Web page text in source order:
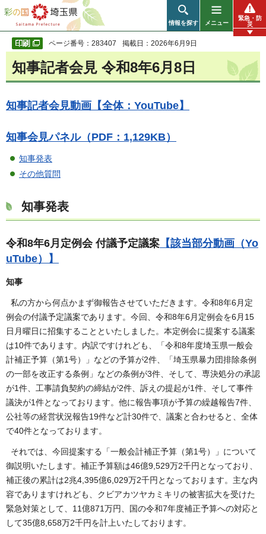
彩の国 埼玉県
情報を探す メニュー
緊急・防
災
ページ番号：283407 掲載日：2026年6月9日
知事記者会見 令和8年6月8日
知事記者会見動画【全体：YouTube】
知事会見パネル（PDF：1,129KB）
知事発表
その他質問
知事発表
令和8年6月定例会 付議予定議案 【該当部分動画（Yo
uTube）】
知事
私の方から何点かまず御報告させていただきます。令和8年6月定
例会の付議予定議案であります。今回、令和8年6月定例会を6月15
日月曜日に招集することといたしました。本定例会に提案する議案
は10件であります。内訳ですけれども、「令和8年度埼玉県一般会
計補正予算（第1号）」などの予算が2件、「埼玉県暴力団排除条例
の一部を改正する条例」などの条例が3件、そして、専決処分の承認
が1件、工事請負契約の締結が2件、訴えの提起が1件、そして事件
議決が1件となっております。他に報告事項が予算の繰越報告7件、
公社等の経営状況報告19件など計30件で、議案と合わせると、全体
で40件となっております。
それでは、今回提案する「一般会計補正予算（第1号）」について
御説明いたします。補正予算額は46億9,529万2千円となっており、
補正後の累計は2兆4,395億6,029万2千円となっております。主な内
容でありますけれども、クビアカツヤカミキリの被害拡大を受けた
緊急対策として、11億871万円、国の令和7年度補正予算への対応と
して35億8,658万2千円を計上いたしております。